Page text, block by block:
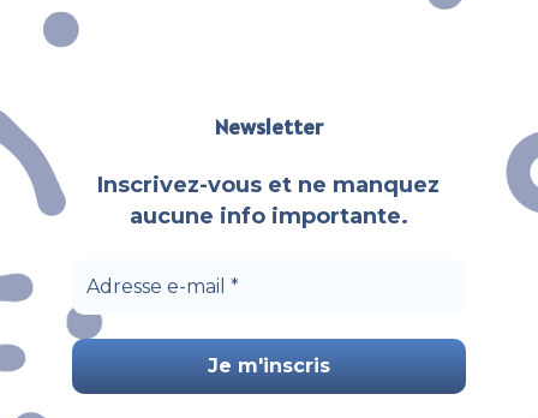
Newsletter
Inscrivez-vous et ne manquez
aucune info importante.